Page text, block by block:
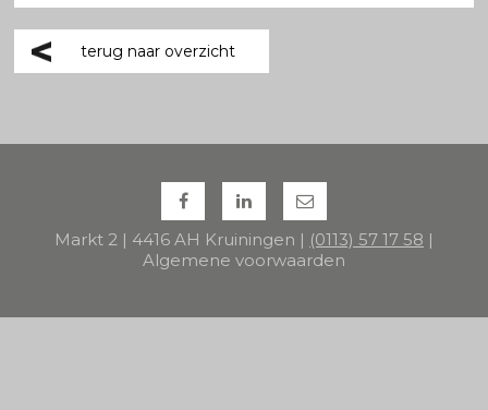
terug naar overzicht
Markt 2 | 4416 AH Kruiningen | (0113) 57 17 58 |
Algemene voorwaarden